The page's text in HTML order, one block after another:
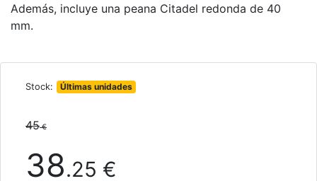
Además, incluye una peana Citadel redonda de 40
mm.
Stock: Últimas unidades
45€
38.25 €